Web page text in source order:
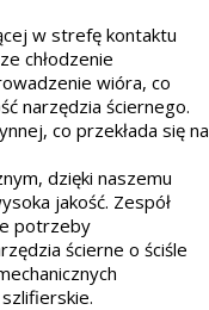
w strefę kontaktu
chłodzenie
wióra, co
narzędzia ściernego.
co przekłada się na
dzięki naszemu
jakość. Zespół
potrzeby
ścierne o ściśle